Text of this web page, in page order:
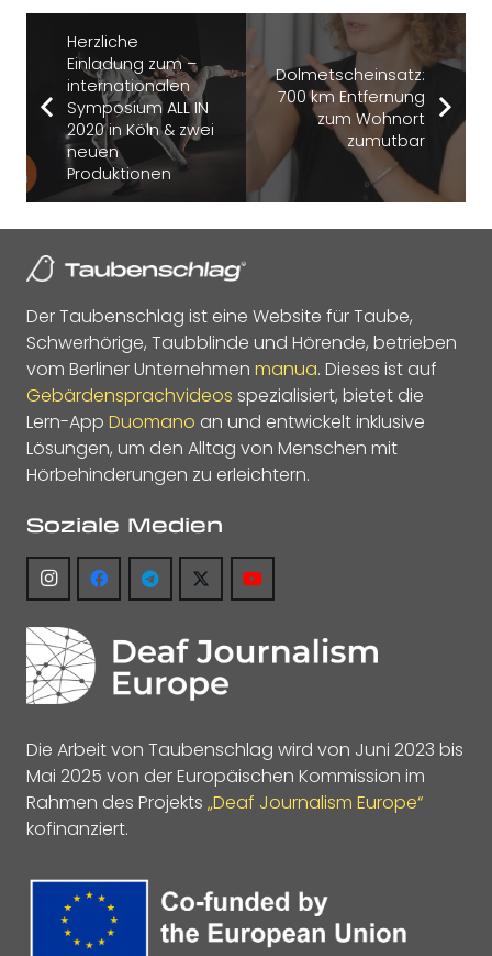
Herzliche
Einladung zum –
internationalen
Symposium ALL IN
2020 in Köln & zwei
neuen
Produktionen
Dolmetscheinsatz:
700 km Entfernung
zum Wohnort
zumutbar
Der Taubenschlag ist eine Website für Taube,
Schwerhörige, Taubblinde und Hörende, betrieben
vom Berliner Unternehmen manua. Dieses ist auf
Gebärdensprachvideos spezialisiert, bietet die
Lern-App Duomano an und entwickelt inklusive
Lösungen, um den Alltag von Menschen mit
Hörbehinderungen zu erleichtern.
Soziale Medien
Die Arbeit von Taubenschlag wird von Juni 2023 bis
Mai 2025 von der Europäischen Kommission im
Rahmen des Projekts „Deaf Journalism Europe“
kofinanziert.